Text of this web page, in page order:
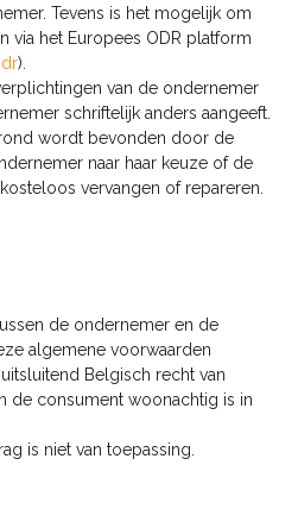
Tevens is het mogelijk om
via het Europees ODR platform
).
van de ondernemer
schriftelijk anders aangeeft.
wordt bevonden door de
naar haar keuze of de
vervangen of repareren.
de ondernemer en de
algemene voorwaarden
Belgisch recht van
de consument woonachtig is in
is niet van toepassing.